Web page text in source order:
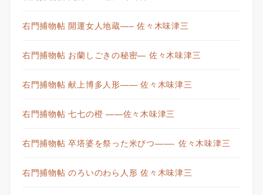
右門捕物帖 開運女人地蔵—– 佐々木味津三
右門捕物帖 お蘭しごきの秘密— 佐々木味津三
右門捕物帖 献上博多人形—— 佐々木味津三
右門捕物帖 七七の橙 ——佐々木味津三
右門捕物帖 卒塔婆を祭った米びつ——- 佐々木味津三
右門捕物帖 のろいのわら人形 佐々木味津三